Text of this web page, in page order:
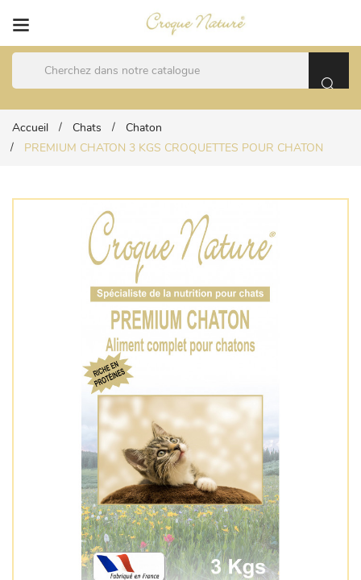
Accueil Chats
Chaton
PREMIUM CHATON 3 KGS CROQUETTES POUR CHATON